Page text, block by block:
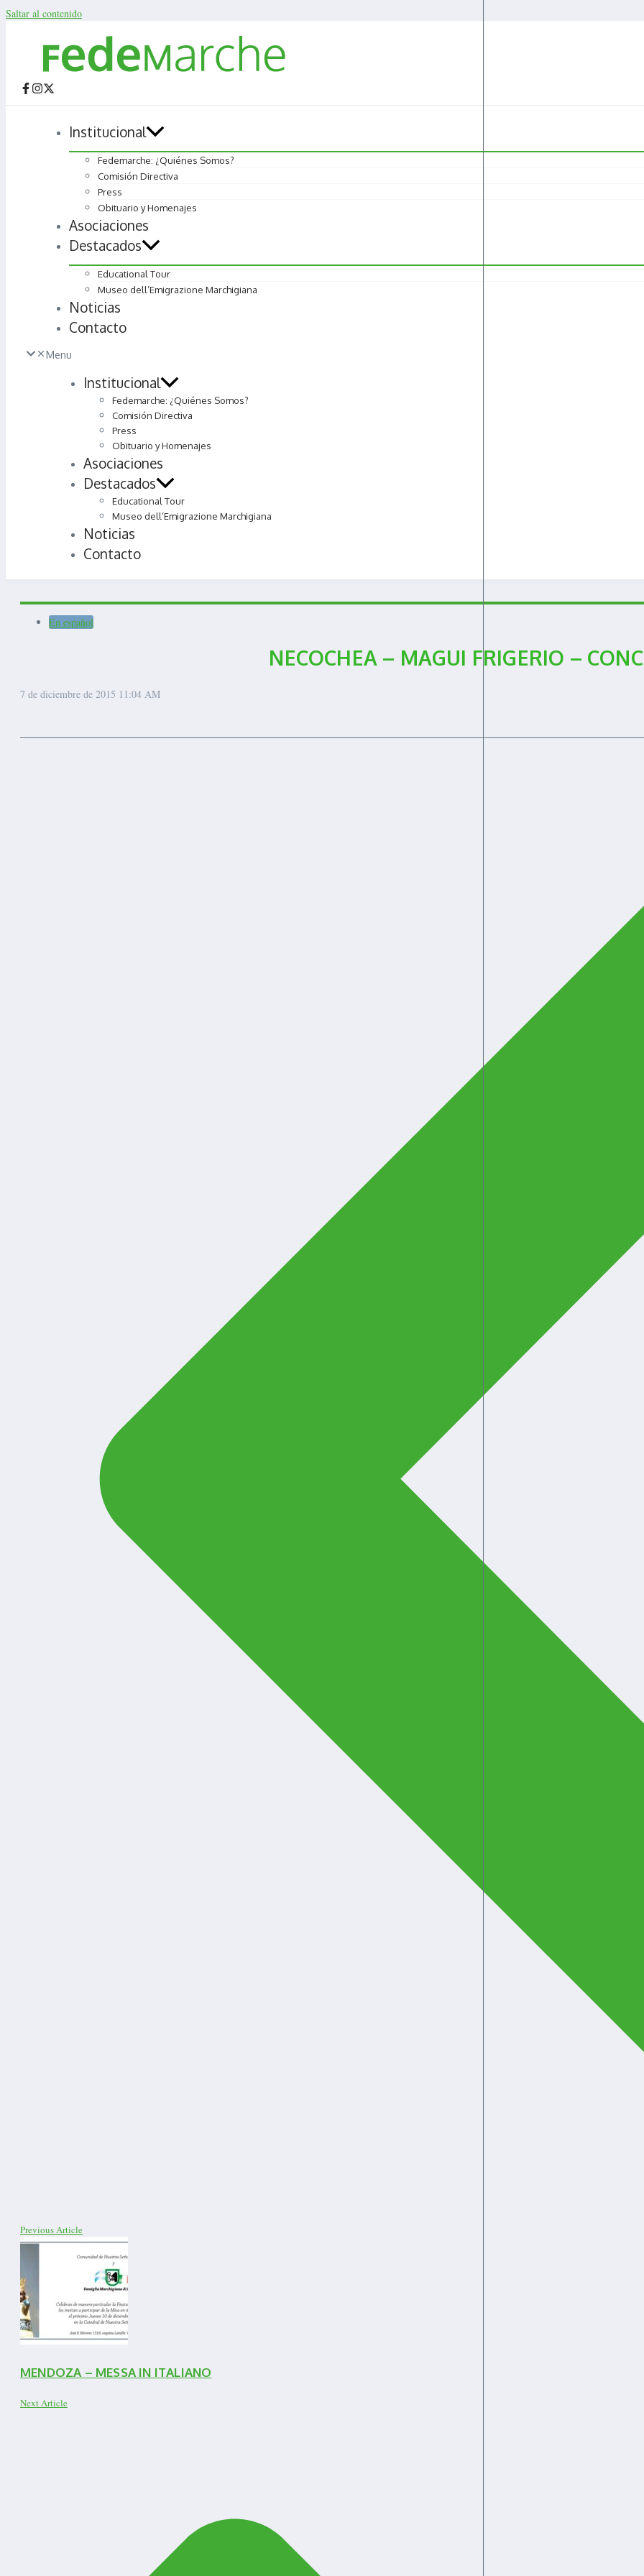
Saltar al contenido
Institucional
Fedemarche: ¿Quiénes Somos?
Comisión Directiva
Press
Obituario y Homenajes
Asociaciones
Destacados
Educational Tour
Museo dell’Emigrazione Marchigiana
Noticias
Contacto
Menu
Institucional
Fedemarche: ¿Quiénes Somos?
Comisión Directiva
Press
Obituario y Homenajes
Asociaciones
Destacados
Educational Tour
Museo dell’Emigrazione Marchigiana
Noticias
Contacto
En español
NECOCHEA – MAGUI FRIGERIO –
7 de diciembre de 2015 11:04 AM
Previous Article
MENDOZA – MESSA IN ITALIANO
Next Article